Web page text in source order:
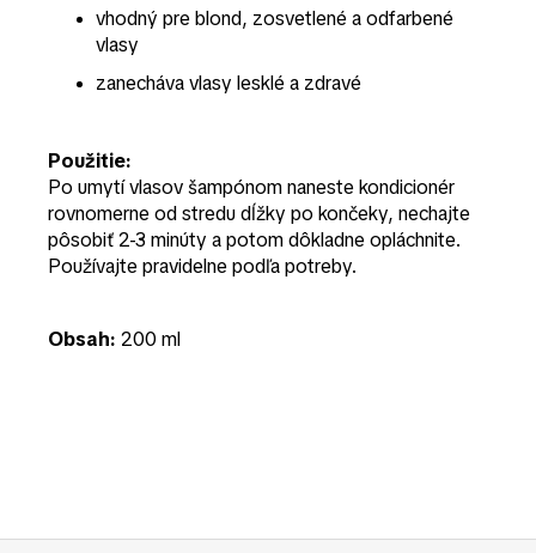
vhodný pre blond, zosvetlené a odfarbené
vlasy
zanecháva vlasy lesklé a zdravé
Použitie:
Po umytí vlasov šampónom naneste kondicionér
rovnomerne od stredu dĺžky po končeky, nechajte
pôsobiť 2-3 minúty a potom dôkladne opláchnite.
Používajte pravidelne podľa potreby.
Obsah: 200 ml